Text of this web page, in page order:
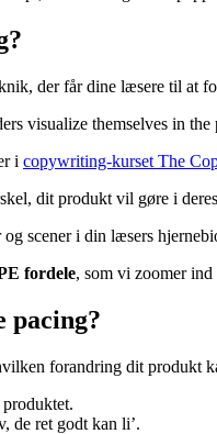
der får dine læsere til at
visualize themselves in
i copywriting-kurset The
dit produkt vil gøre i
scener i din læsers
fordele, som vi zoomer ind
forandring dit produkt
de ret godt kan li’.